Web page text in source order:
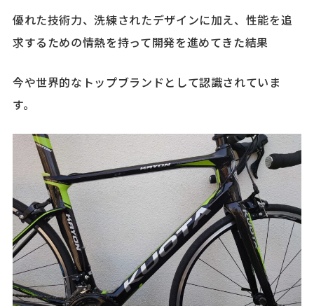
優れた技術力、洗練されたデザインに加え、性能を追
求するための情熱を持って開発を進めてきた結果
今や世界的なトップブランドとして認識されていま
す。